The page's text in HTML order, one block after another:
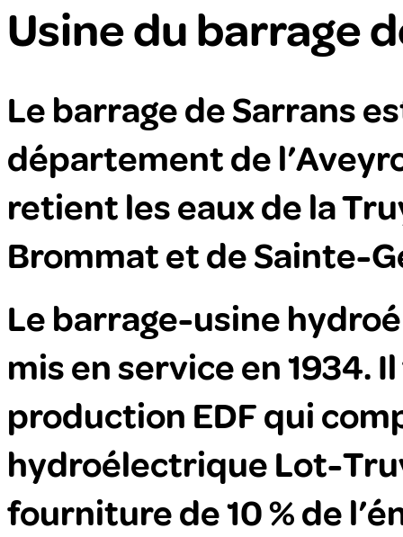
Usine du barrage
Le barrage de Sarrans
département de
retient les eaux de la
Brommat et de Sainte-
Le barrage-usine
mis en service en 1934.
production EDF qui
hydroélectrique Lot-
fourniture de 10 % de